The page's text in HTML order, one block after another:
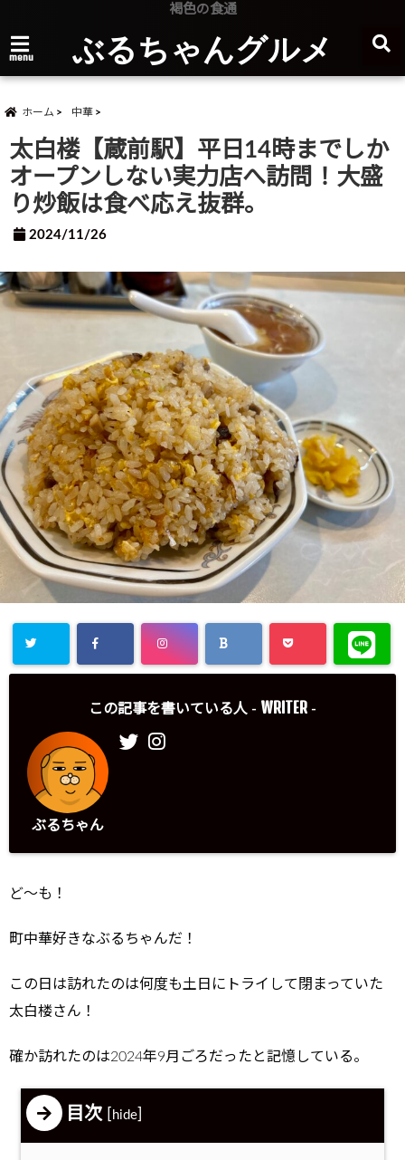
褐色の食通
menu ぶるちゃんグルメ
ホーム 中華
太白楼【蔵前駅】平日14時までしか
オープンしない実力店へ訪問！大盛
り炒飯は食べ応え抜群。
2024/11/26
この記事を書いている人 - WRITER -
ぶるちゃん
ど～も！
町中華好きなぶるちゃんだ！
この日は訪れたのは何度も土日にトライして閉まっていた
太白楼さん！
確か訪れたのは2024年9月ごろだったと記憶している。
目次 hide